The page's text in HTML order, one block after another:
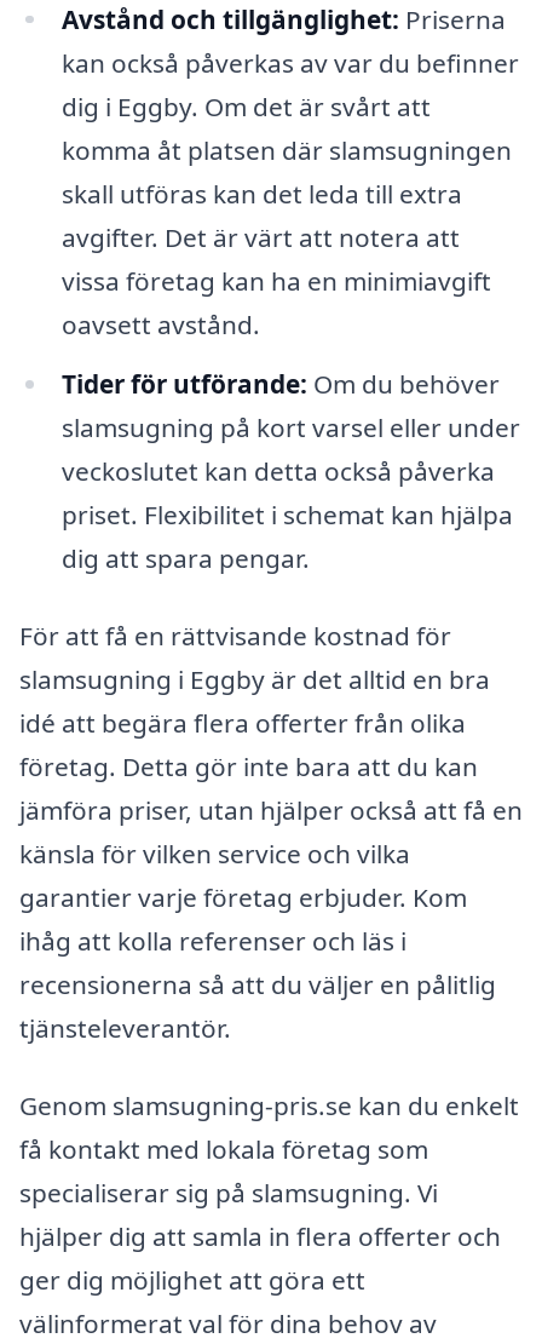
Avstånd och tillgänglighet: Priserna
kan också påverkas av var du befinner
dig i Eggby. Om det är svårt att
komma åt platsen där slamsugningen
skall utföras kan det leda till extra
avgifter. Det är värt att notera att
vissa företag kan ha en minimiavgift
oavsett avstånd.
Tider för utförande: Om du behöver
slamsugning på kort varsel eller under
veckoslutet kan detta också påverka
priset. Flexibilitet i schemat kan hjälpa
dig att spara pengar.
För att få en rättvisande kostnad för
slamsugning i Eggby är det alltid en bra
idé att begära flera offerter från olika
företag. Detta gör inte bara att du kan
jämföra priser, utan hjälper också att få en
känsla för vilken service och vilka
garantier varje företag erbjuder. Kom
ihåg att kolla referenser och läs i
recensionerna så att du väljer en pålitlig
tjänsteleverantör.
Genom slamsugning-pris.se kan du enkelt
få kontakt med lokala företag som
specialiserar sig på slamsugning. Vi
hjälper dig att samla in flera offerter och
ger dig möjlighet att göra ett
välinformerat val för dina behov av